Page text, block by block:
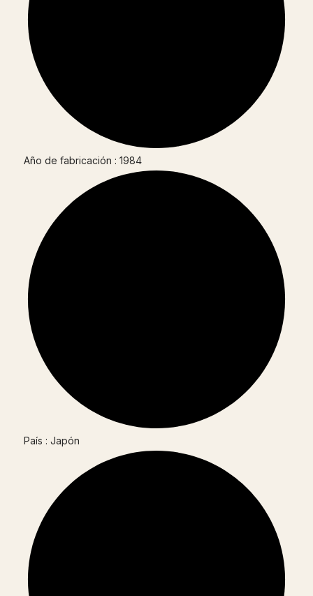
Año de fabricación : 1984
País : Japón